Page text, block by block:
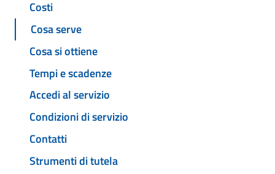
Costi
Cosa serve
Cosa si ottiene
Tempi e scadenze
Accedi al servizio
Condizioni di servizio
Contatti
Strumenti di tutela